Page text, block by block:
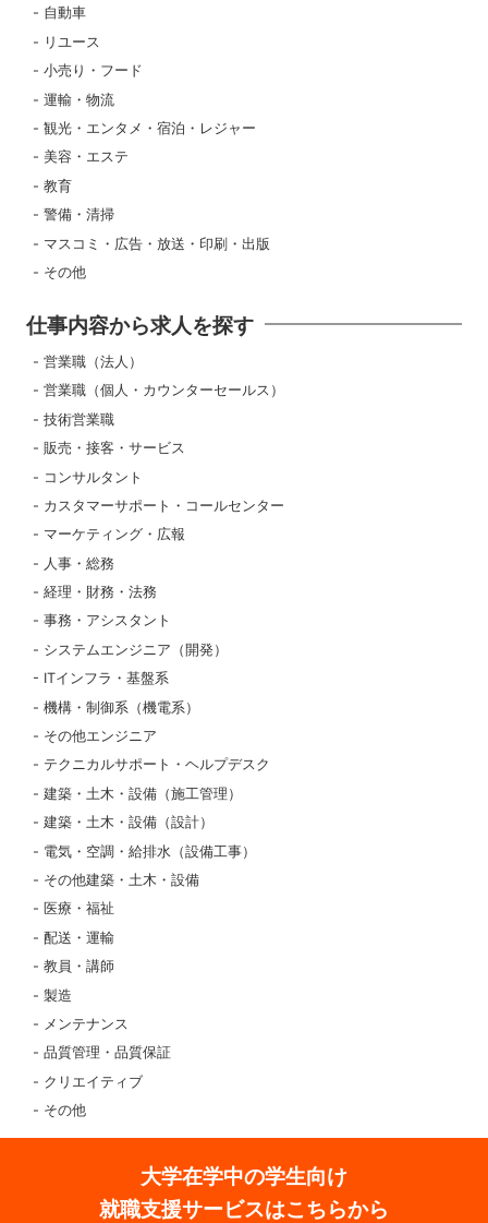
自動車
リユース
小売り・フード
運輸・物流
観光・エンタメ・宿泊・レジャー
美容・エステ
教育
警備・清掃
マスコミ・広告・放送・印刷・出版
その他
仕事内容から求人を探す
営業職（法人）
営業職（個人・カウンターセールス）
技術営業職
販売・接客・サービス
コンサルタント
カスタマーサポート・コールセンター
マーケティング・広報
人事・総務
経理・財務・法務
事務・アシスタント
システムエンジニア（開発）
ITインフラ・基盤系
機構・制御系（機電系）
その他エンジニア
テクニカルサポート・ヘルプデスク
建築・土木・設備（施工管理）
建築・土木・設備（設計）
電気・空調・給排水（設備工事）
その他建築・土木・設備
医療・福祉
配送・運輸
教員・講師
製造
メンテナンス
品質管理・品質保証
クリエイティブ
その他
大学在学中の学生向け
就職支援サービスはこちらから